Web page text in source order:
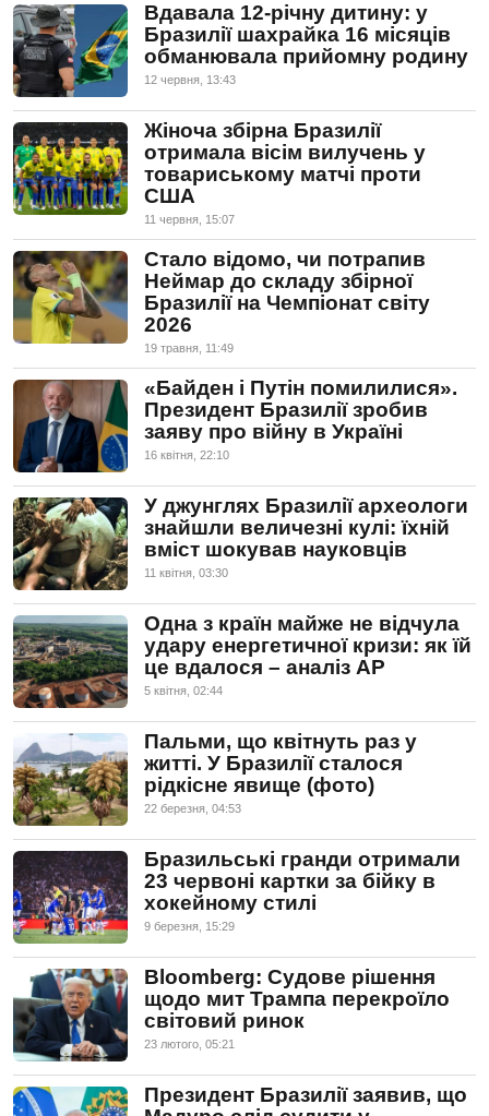
Вдавала 12-річну дитину: у
Бразилії шахрайка 16 місяців
обманювала прийомну родину
12 червня, 13:43
Жіноча збірна Бразилії
отримала вісім вилучень у
товариському матчі проти
США
11 червня, 15:07
Стало відомо, чи потрапив
Неймар до складу збірної
Бразилії на Чемпіонат світу
2026
19 травня, 11:49
«Байден і Путін помилилися».
Президент Бразилії зробив
заяву про війну в Україні
16 квiтня, 22:10
У джунглях Бразилії археологи
знайшли величезні кулі: їхній
вміст шокував науковців
11 квiтня, 03:30
Одна з країн майже не відчула
удару енергетичної кризи: як їй
це вдалося – аналіз AP
5 квiтня, 02:44
Пальми, що квітнуть раз у
житті. У Бразилії сталося
рідкісне явище (фото)
22 березня, 04:53
Бразильські гранди отримали
23 червоні картки за бійку в
хокейному стилі
9 березня, 15:29
Bloomberg: Судове рішення
щодо мит Трампа перекроїло
світовий ринок
23 лютого, 05:21
Президент Бразилії заявив, що